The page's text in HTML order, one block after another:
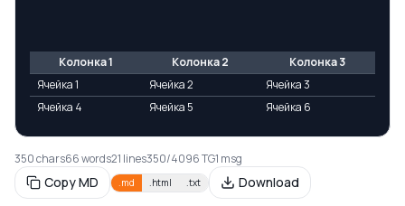
Колонка 1 Колонка 2
Колонка 3
Ячейка 1
Ячейка 2
Ячейка 3
Ячейка 4
Ячейка 5 Ячейка 6
350chars66words21 lines350/4096TG1 msg
Copy MD md html txt Download